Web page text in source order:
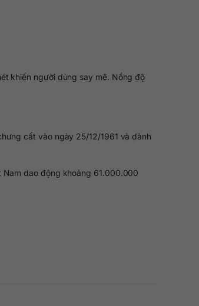
khiến người dùng say mê. Nồng độ
cất vào ngày 25/12/1961 và dành
dao động khoảng 61.000.000